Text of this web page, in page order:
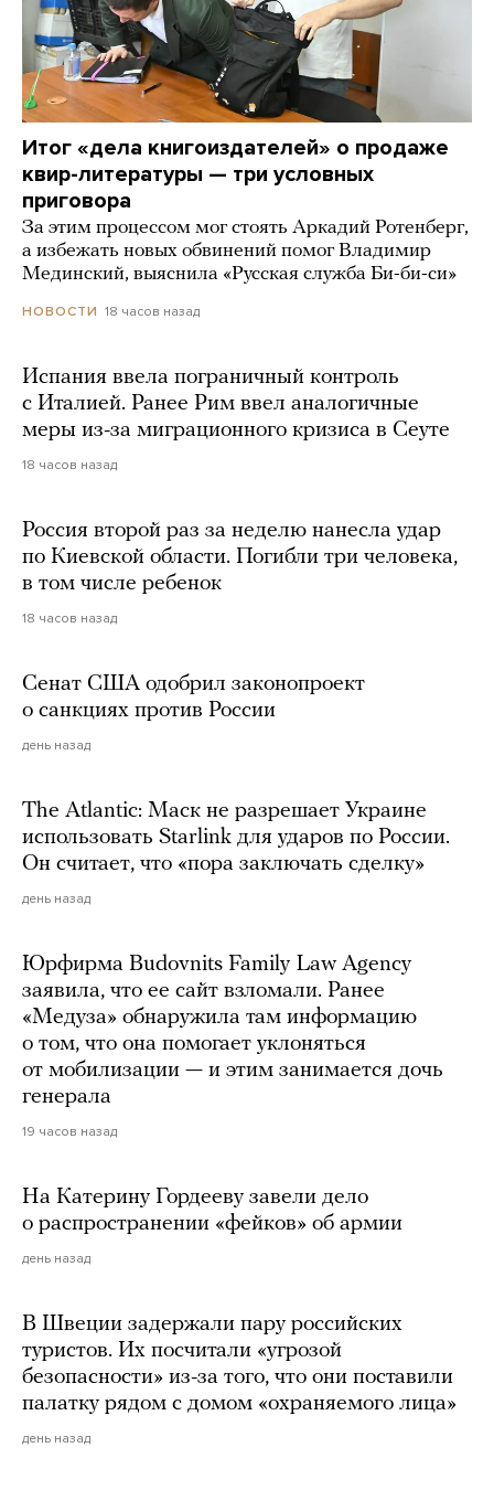
Итог «дела книгоиздателей» о продаже
квир-литературы — три условных
приговора
За этим процессом мог стоять Аркадий Ротенберг,
а избежать новых обвинений помог Владимир
Мединский, выяснила «Русская служба Би-би-си»
НОВОСТИ 18 часов назад
Испания ввела пограничный контроль
с Италией. Ранее Рим ввел аналогичные
меры из-за миграционного кризиса в Сеуте
18 часов назад
Россия второй раз за неделю нанесла удар
по Киевской области. Погибли три человека,
в том числе ребенок
18 часов назад
Сенат США одобрил законопроект
о санкциях против России
день назад
The Atlantic: Маск не разрешает Украине
использовать Starlink для ударов по России.
Он считает, что «пора заключать сделку»
день назад
Юрфирма Budovnits Family Law Agency
заявила, что ее сайт взломали. Ранее
«Медуза» обнаружила там информацию
о том, что она помогает уклоняться
от мобилизации — и этим занимается дочь
генерала
19 часов назад
На Катерину Гордееву завели дело
о распространении «фейков» об армии
день назад
В Швеции задержали пару российских
туристов. Их посчитали «угрозой
безопасности» из-за того, что они поставили
палатку рядом с домом «охраняемого лица»
день назад